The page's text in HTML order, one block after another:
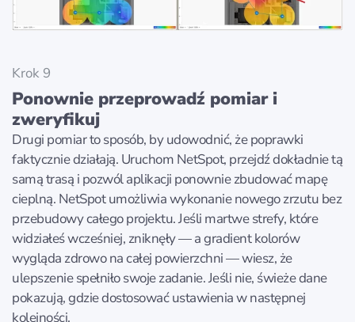
Krok 9
Ponownie przeprowadź pomiar i
zweryfikuj
Drugi pomiar to sposób, by udowodnić, że poprawki
faktycznie działają. Uruchom NetSpot, przejdź dokładnie tą
samą trasą i pozwól aplikacji ponownie zbudować mapę
cieplną. NetSpot umożliwia wykonanie nowego zrzutu bez
przebudowy całego projektu. Jeśli martwe strefy, które
widziałeś wcześniej, zniknęły — a gradient kolorów
wygląda zdrowo na całej powierzchni — wiesz, że
ulepszenie spełniło swoje zadanie. Jeśli nie, świeże dane
pokazują, gdzie dostosować ustawienia w następnej
kolejności.